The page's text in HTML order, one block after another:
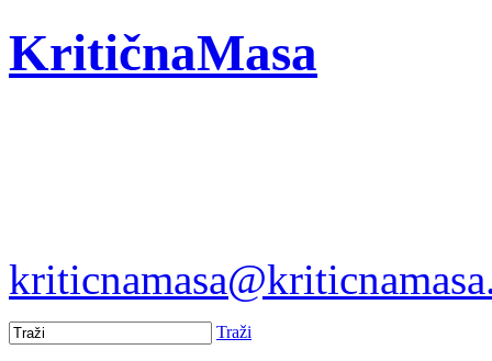
KritičnaMasa
Traži